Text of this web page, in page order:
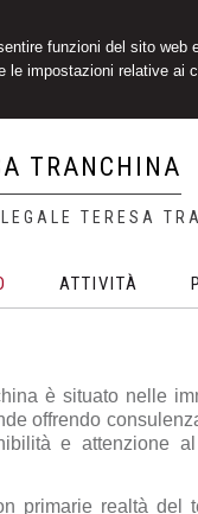
funzioni del sito
le impostazioni relative ai
TRANCHINA
TERESA
ATTIVITÀ
è situato nelle
offrendo
e attenzione
primarie realtà del